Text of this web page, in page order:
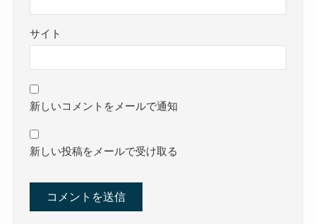
サイト
新しいコメントをメールで通知
新しい投稿をメールで受け取る